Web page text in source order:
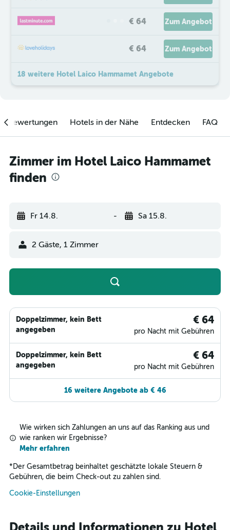
€ 64 Zum Angebot
€ 64 Zum Angebot
18 weitere Hotel Laico Hammamet Angebote
Hotels in der Nähe Entdecken FAQ
Zimmer im Hotel Laico Hammamet
finden
Fr 14.8. - Sa 15.8.
2 Gäste, 1 Zimmer
Doppelzimmer, kein Bett
angegeben
€ 64
pro Nacht mit Gebühren
Doppelzimmer, kein Bett
angegeben
€ 64
pro Nacht mit Gebühren
16 weitere Angebote ab € 46
Wie wirken sich Zahlungen an uns auf das Ranking aus und
wie ranken wir Ergebnisse?
Mehr erfahren
* Der Gesamtbetrag beinhaltet geschätzte lokale Steuern &
Gebühren, die beim Check-out zu zahlen sind.
Cookie-Einstellungen